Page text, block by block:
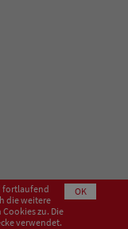
fortlaufend
die weitere
zu. Die
verwendet.
OK